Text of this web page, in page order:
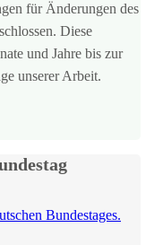
für Änderungen des
Diese
und Jahre bis zur
unserer Arbeit.